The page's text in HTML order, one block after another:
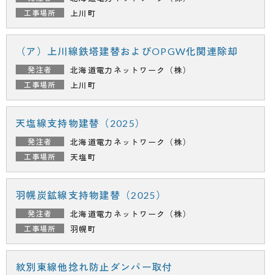
上川町
北海道電力ネットワーク（株）
（ア）上川線鉄塔建替およびOPGW化関連除却
上川町
北海道電力ネットワーク（株）
天塩線支持物建替（2025）
天塩町
北海道電力ネットワーク（株）
羽幌炭鉱線支持物建替（2025）
羽幌町
紋別東線他捻れ防止ダンパー取付